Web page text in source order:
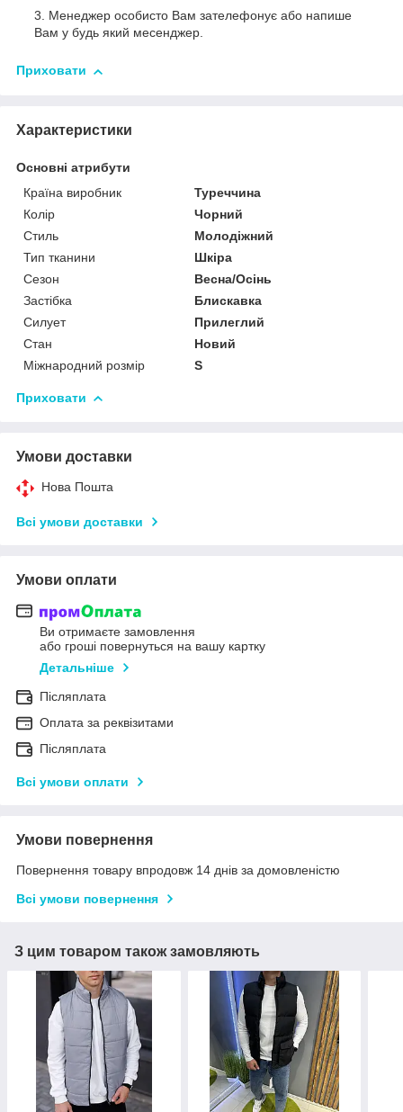
Менеджер особисто Вам зателефонує або напише
Вам у будь який месенджер.
Приховати
Характеристики
Основні атрибути
Країна виробник
Туреччина
Колір
Чорний
Стиль
Молодіжний
Тип тканини
Шкіра
Сезон
Весна/Осінь
Застібка
Блискавка
Силует
Прилеглий
Стан
Новий
Міжнародний розмір
S
Приховати
Умови доставки
Нова Пошта
Всі умови доставки
Умови оплати
Ви отримаєте замовлення
або гроші повернуться на вашу картку
Детальніше
Післяплата
Оплата за реквізитами
Післяплата
Всі умови оплати
Умови повернення
Повернення товару впродовж 14 днів за домовленістю
Всі умови повернення
З цим товаром також замовляють